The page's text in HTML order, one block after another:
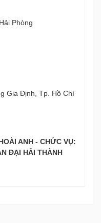
Phòng
Gia Định, Tp. Hồ Chí
ANH - CHỨC VỤ:
ĐẠI HẢI THÀNH